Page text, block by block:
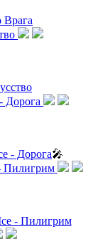
Врага
- Дорога🎤
- Пилигрим